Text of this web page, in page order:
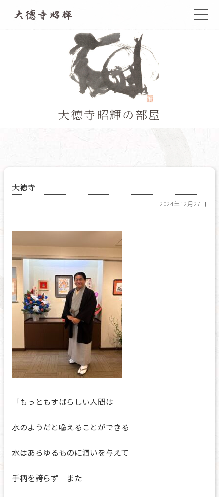
TOP
大德寺昭輝の部屋
大徳寺
2024年12月27日
「もっともすばらしい人間は
水のようだと喩えることができる
水はあらゆるものに潤いを与えて
手柄を誇らず また